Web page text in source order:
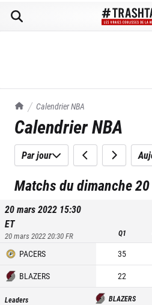
TrashTalk Actu NBA
Calendrier NBA
Calendrier NBA
Par jour
Matchs du dimanche
20 mars 2022 15:30
ET
20 mars 2022 20:30FR Q1
PACERS 35
BLAZERS
22
Leaders BLAZERS